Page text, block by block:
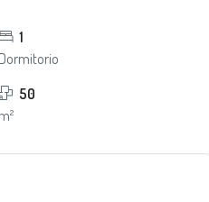
1
Dormitorio
50
m²